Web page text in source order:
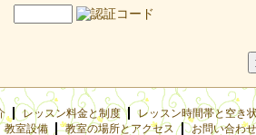
レッスン料金と制度 レッスン時間帯と空き
教室設備 教室の場所とアクセス お問い合わせ